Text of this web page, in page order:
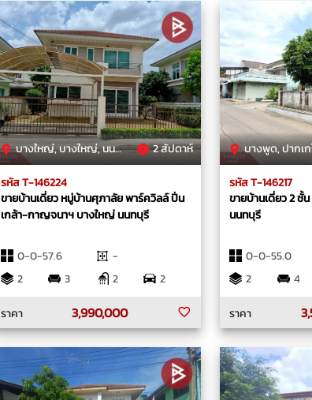
บางใหญ่, บางใหญ่, นนทบุรี 2 สัปดาห์
รหัส T-146224
ขายบ้านเดี่ยว หมู่บ้านศุภาลัย พาร์ควิลล์ ปิ่น
เกล้า-กาญจนาฯ บางใหญ่ นนทบุรี
0-0-57.6
-
2
3 2
2
ราคา
3,990,000
บางพูด, ปากเก
รหัส T-146217
ขายบ้านเดี่ยว 2 ชั้
นนทบุรี
0-0-55.0
2
4
ราคา